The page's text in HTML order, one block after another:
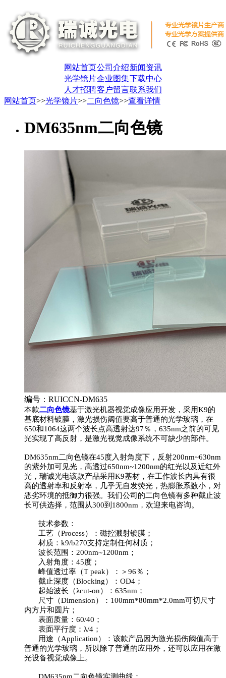
网站首页公司介绍新闻资讯
光学镜片企业图集下载中心
人才招聘客户留言联系我们
网站首页>>光学镜片>>二向色镜>>查看详情
DM635nm二向色镜
编号：RUICCN-DM635
本款二向色镜基于激光机器视觉成像应用开发，采用K9的
基底材料镀膜，激光损伤阈值要高于普通的光学玻璃，在
650和1064这两个波长点高透射达97％，635nm之前的可见
光实现了高反射，是激光视觉成像系统不可缺少的部件。
DM635nm二向色镜在45度入射角度下，反射200nm~630nm
的紫外加可见光，高透过650nm~1200nm的红光以及近红外
光，瑞诚光电该款产品采用K9基材，在工作波长内具有很
高的透射率和反射率，几乎无自发荧光，热膨胀系数小，对
恶劣环境的抵御力很强。我们公司的二向色镜有多种截止波
长可供选择，范围从300到1800nm，欢迎来电咨询。
技术参数：
工艺（Process）：磁控溅射镀膜；
材质：k9/b270支持定制任何材质；
波长范围：200nm~1200nm；
入射角度：45度；
峰值透过率（T peak）：＞96％；
截止深度（Blocking）：OD4；
起始波长（λcut-on）：635nm；
尺寸（Dimension）：100mm*80mm*2.0mm可切尺寸
内方片和圆片；
表面质量：60/40；
表面平行度：λ/4；
用途（Application）：该款产品因为激光损伤阈值高于
普通的光学玻璃，所以除了普通的应用外，还可以应用在激
光设备视觉成像上。